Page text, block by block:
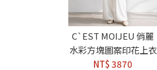
C`EST MOIJEU 俏麗
水彩方塊圖案印花上衣
NT$ 3870